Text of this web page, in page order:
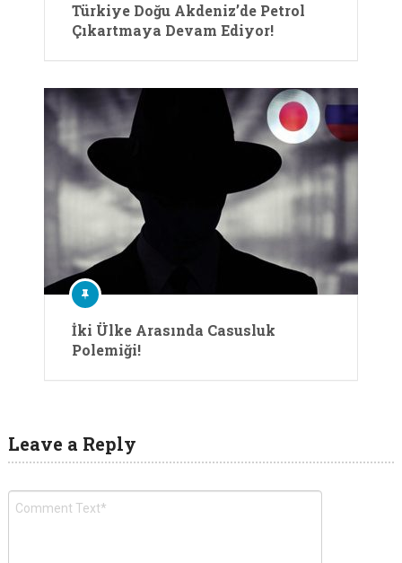
Türkiye Doğu Akdeniz’de Petrol
Çıkartmaya Devam Ediyor!
İki Ülke Arasında Casusluk
Polemiği!
Leave a Reply